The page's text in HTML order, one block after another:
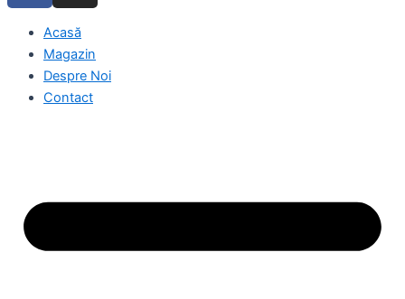
Acasă
Magazin
Despre Noi
Contact